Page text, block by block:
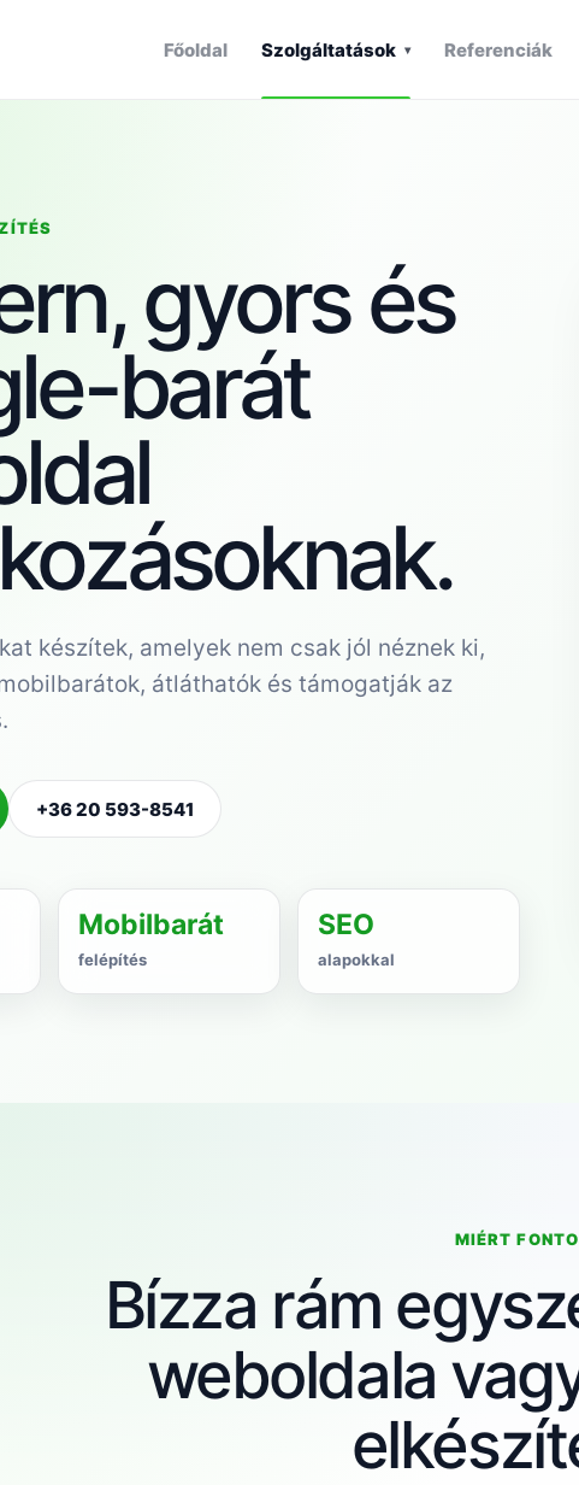
Főoldal Szolgáltatások ▾ Referenciák
gyors és
barát
készítek, amelyek nem csak jól néznek ki,
átláthatók és támogatják az
+36 20 593-8541
Mobilbarát
felépítés
SEO
alapokkal
MIÉRT
Bízza rám
weboldala